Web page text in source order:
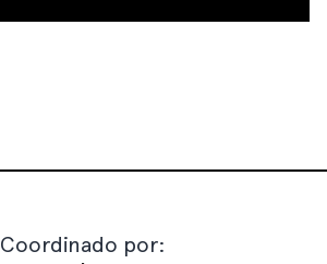
Coordinado por: